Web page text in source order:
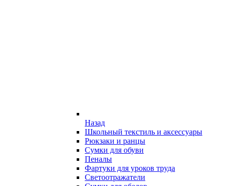
Назад
Школьный текстиль и аксессуары
Рюкзаки и ранцы
Сумки для обуви
Пеналы
Фартуки для уроков труда
Светоотражатели